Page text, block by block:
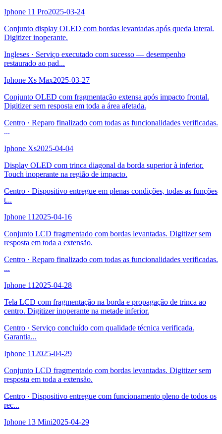
Iphone 11 Pro2025-03-24
Conjunto display OLED com bordas levantadas após queda lateral.
Digitizer inoperante.
Ingleses · Serviço executado com sucesso — desempenho
restaurado ao pad...
Iphone Xs Max2025-03-27
Conjunto OLED com fragmentação extensa após impacto frontal.
Digitizer sem resposta em toda a área afetada.
Centro · Reparo finalizado com todas as funcionalidades verificadas.
...
Iphone Xs2025-04-04
Display OLED com trinca diagonal da borda superior à inferior.
Touch inoperante na região de impacto.
Centro · Dispositivo entregue em plenas condições, todas as funções
t...
Iphone 11 2025-04-16
Conjunto LCD fragmentado com bordas levantadas. Digitizer sem
resposta em toda a extensão.
Centro · Reparo finalizado com todas as funcionalidades verificadas.
...
Iphone 11 2025-04-28
Tela LCD com fragmentação na borda e propagação de trinca ao
centro. Digitizer inoperante na metade inferior.
Centro · Serviço concluído com qualidade técnica verificada.
Garantia...
Iphone 11 2025-04-29
Conjunto LCD fragmentado com bordas levantadas. Digitizer sem
resposta em toda a extensão.
Centro · Dispositivo entregue com funcionamento pleno de todos os
rec...
Iphone 13 Mini2025-04-29